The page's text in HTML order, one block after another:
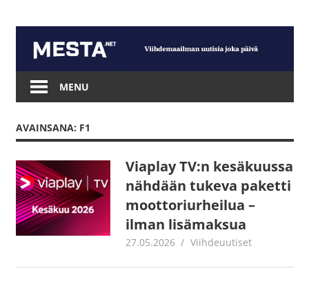
content
Mesta.net
MENU
AVAINSANA: F1
Viaplay TV:n kesäkuussa
nähdään tukeva paketti
moottoriurheilua –
ilman lisämaksua
27.05.2026 Juha Kaunisto
Viihdeuutiset